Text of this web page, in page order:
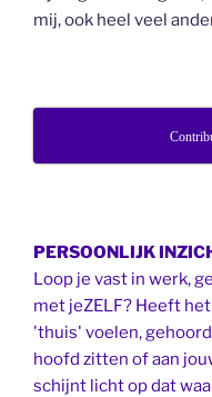
mij, ook heel veel
PERSOONLIJK
Loop je vast in werk,
met jeZELF? Heeft
'thuis' voelen,
hoofd zitten of aan
schijnt licht op dat